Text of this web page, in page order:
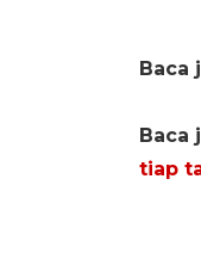
Baca
Baca
tiap